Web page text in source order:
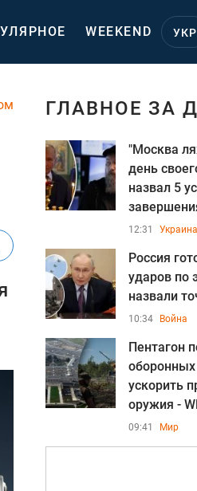
WEEKEND УКР
ГЛАВНОЕ ЗА
"Москва
день
назва л 5
12:31 Украина
Россия
ударов по
назвали
10:34 Война
Пентагон
ускорить
оружия -
09:41 Мир